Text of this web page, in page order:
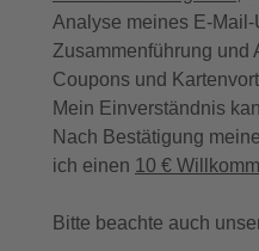
Analyse meines E-
Zusammenführung und
Coupons und
Mein Einverständnis
Nach Bestätigung
ich einen 10 €
Bitte beachte auch